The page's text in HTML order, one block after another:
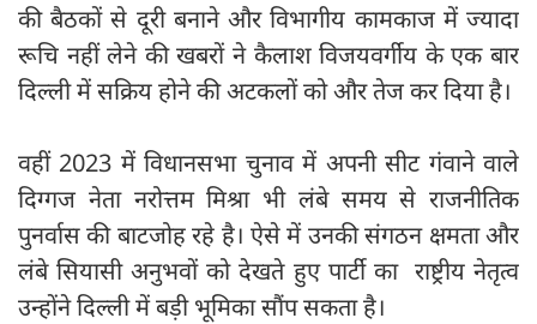
की बैठकों से दूरी बनाने और विभागीय कामकाज में ज्यादा
रूचि नहीं लेने की खबरों ने कैलाश विजयवर्गीय के एक बार
दिल्ली में सक्रिय होने की अटकलों को और तेज कर दिया है।
वहीं 2023 में विधानसभा चुनाव में अपनी सीट गंवाने वाले
दिग्गज नेता नरोत्तम मिश्रा भी लंबे समय से राजनीतिक
पुनर्वास की बाटजोह रहे है। ऐसे में उनकी संगठन क्षमता और
लंबे सियासी अनुभवों को देखते हुए पार्टी का राष्ट्रीय नेतृत्व
उन्होंने दिल्ली में बड़ी भूमिका सौंप सकता है।